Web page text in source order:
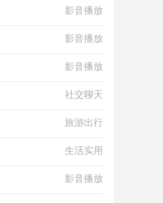
影音播放
影音播放
影音播放
社交聊天
旅游出行
生活实用
影音播放